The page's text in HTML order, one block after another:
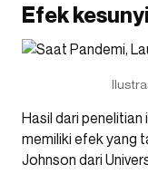
Efek
Hasil dari penelitian
memiliki efek yang
Johnson dari